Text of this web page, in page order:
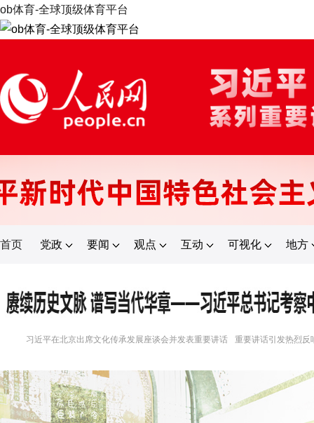
ob体育-全球顶级体育平台
首页 党政 要闻 观点 互动 可视化 地方
习近平在北京出席文化传承发展座谈会并发表重要讲话 重要讲话引发热烈反